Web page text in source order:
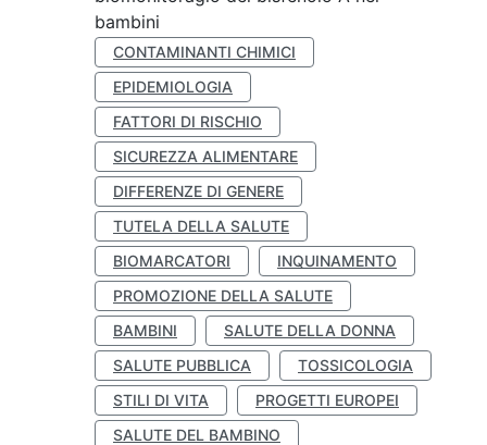
bambini
CONTAMINANTI CHIMICI
EPIDEMIOLOGIA
FATTORI DI RISCHIO
SICUREZZA ALIMENTARE
DIFFERENZE DI GENERE
TUTELA DELLA SALUTE
BIOMARCATORI
INQUINAMENTO
PROMOZIONE DELLA SALUTE
BAMBINI
SALUTE DELLA DONNA
SALUTE PUBBLICA
TOSSICOLOGIA
STILI DI VITA
PROGETTI EUROPEI
SALUTE DEL BAMBINO